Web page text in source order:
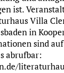
ist.
Villa
in
sind auf
abrufbar: